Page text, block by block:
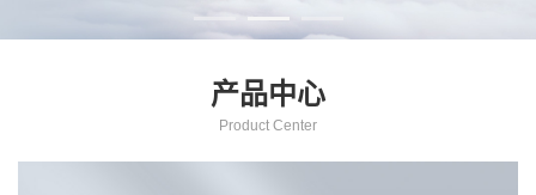
产品中心
Product Center